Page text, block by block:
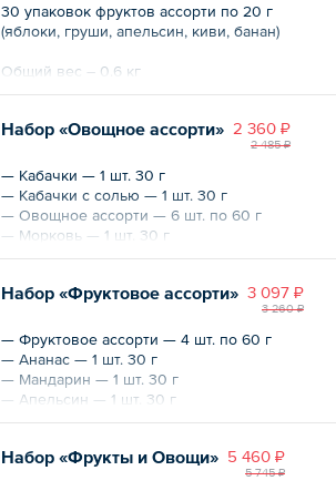
30 упаковок фруктов ассорти по 20 г
(яблоки, груши, апельсин, киви, банан)
Общий вес – 0.6 кг
2 360 ₽
2 485 ₽
Набор «Овощное ассорти»
— Кабачки — 1 шт. 30 г
— Кабачки с солью — 1 шт. 30 г
— Овощное ассорти — 6 шт. по 60 г
— Морковь — 1 шт. 30 г
— Морковь со специями — 1 шт. 30 г
— Свекла со специями — 1 шт. 30 г
— Перец болгарский — 1 шт. 20 г
— Томат — 1 шт. 20 г
Общий вес – 610 г
3 097 ₽
3 260 ₽
Набор «Фруктовое ассорти»
— Фруктовое ассорти — 4 шт. по 60 г
— Ананас — 1 шт. 30 г
— Мандарин — 1 шт. 30 г
— Апельсин — 1 шт. 30 г
— Манго — 1 шт. 30 г
— Груша — 1 шт. 30 г
5 460 ₽
5 745 ₽
Набор «Фрукты и Овощи»